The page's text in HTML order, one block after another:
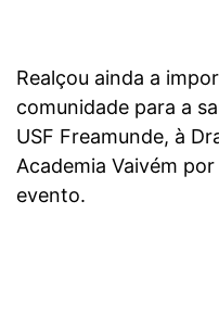
Realçou ainda a
comunidade para a
USF Freamunde, à
Academia Vaivém
evento.